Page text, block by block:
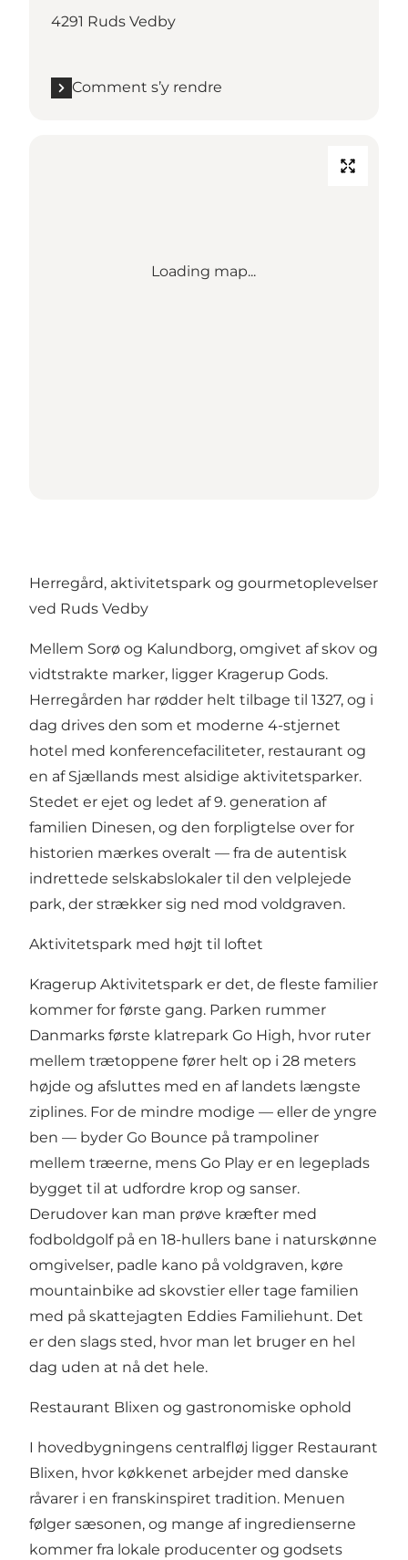
4291 Ruds Vedby
Comment s’y rendre
Loading map...
Herregård, aktivitetspark og gourmetoplevelser
ved Ruds Vedby
Mellem Sorø og Kalundborg, omgivet af skov og
vidtstrakte marker, ligger Kragerup Gods.
Herregården har rødder helt tilbage til 1327, og i
dag drives den som et moderne 4-stjernet
hotel med konferencefaciliteter, restaurant og
en af Sjællands mest alsidige aktivitetsparker.
Stedet er ejet og ledet af 9. generation af
familien Dinesen, og den forpligtelse over for
historien mærkes overalt — fra de autentisk
indrettede selskabslokaler til den velplejede
park, der strækker sig ned mod voldgraven.
Aktivitetspark med højt til loftet
Kragerup Aktivitetspark er det, de fleste familier
kommer for første gang. Parken rummer
Danmarks første klatrepark Go High, hvor ruter
mellem trætoppene fører helt op i 28 meters
højde og afsluttes med en af landets længste
ziplines. For de mindre modige — eller de yngre
ben — byder Go Bounce på trampoliner
mellem træerne, mens Go Play er en legeplads
bygget til at udfordre krop og sanser.
Derudover kan man prøve kræfter med
fodboldgolf på en 18-hullers bane i naturskønne
omgivelser, padle kano på voldgraven, køre
mountainbike ad skovstier eller tage familien
med på skattejagten Eddies Familiehunt. Det
er den slags sted, hvor man let bruger en hel
dag uden at nå det hele.
Restaurant Blixen og gastronomiske ophold
I hovedbygningens centralfløj ligger Restaurant
Blixen, hvor køkkenet arbejder med danske
råvarer i en franskinspiret tradition. Menuen
følger sæsonen, og mange af ingredienserne
kommer fra lokale producenter og godsets